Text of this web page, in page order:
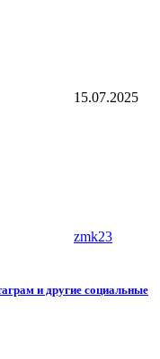
15.07.2025
zmk23
и другие социальные